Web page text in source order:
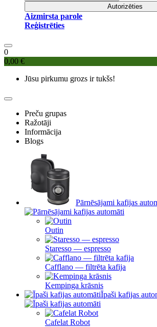
Autorizēties
Aizmirsta parole
Reģistrēties
0
0,00 €
Jūsu pirkumu grozs ir tukšs!
Preču grupas
Ražotāji
Informācija
Blogs
Pārnēsājami kafijas
Outin
Staresso — espresso
Cafflano — filtrēta kafija
Kempinga krāsnis
Īpaši kafijas
Cafelat Robot